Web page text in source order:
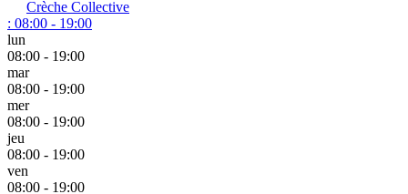
Crèche Collective
: 08:00 - 19:00
lun
08:00 - 19:00
mar
08:00 - 19:00
mer
08:00 - 19:00
jeu
08:00 - 19:00
ven
08:00 - 19:00